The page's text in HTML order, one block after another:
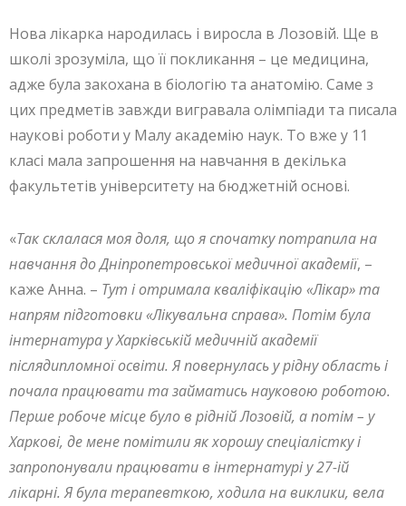
Нова лікарка народилась і виросла в Лозовій. Ще в
школі зрозуміла, що її покликання – це медицина,
адже була закохана в біологію та анатомію. Саме з
цих предметів завжди вигравала олімпіади та писала
наукові роботи у Малу академію наук. То вже у 11
класі мала запрошення на навчання в декілька
факультетів університету на бюджетній основі.
«Так склалася моя доля, що я спочатку потрапила на
навчання до Дніпропетровської медичної академії, –
каже Анна. – Тут і отримала кваліфікацію «Лікар» та
напрям підготовки «Лікувальна справа». Потім була
інтернатура у Харківській медичній академії
післядипломної освіти. Я повернулась у рідну область і
почала працювати та займатись науковою роботою.
Перше робоче місце було в рідній Лозовій, а потім – у
Харкові, демене помітили як хорошу спеціалістку і
запропонували працювати в інтернатурі у 27-ій
лікарні. Я була терапевткою, ходила на виклики, вела